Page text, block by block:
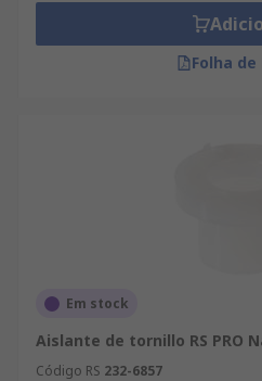
Folha de
Em stock
Aislante de tornillo RS PRO
Código RS 232-6857